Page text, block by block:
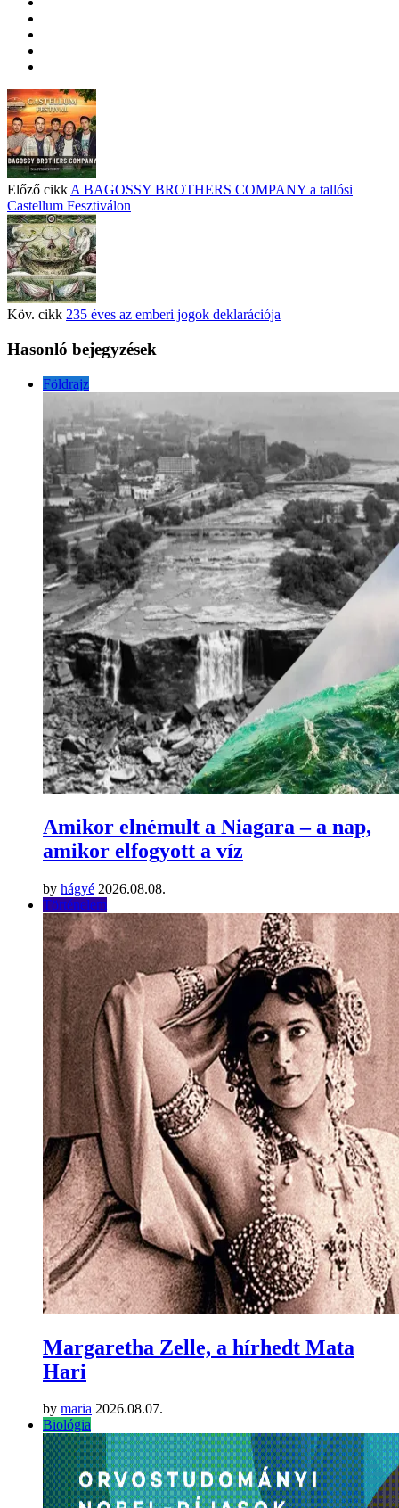
Előző cikk A BAGOSSY BROTHERS COMPANY a tallósi
Castellum Fesztiválon
Köv. cikk 235 éves az emberi jogok deklarációja
Hasonló bejegyzések
Földrajz
Amikor elnémult a Niagara – a nap,
amikor elfogyott a víz
by hágyé 2026.08.08.
Történelem
Margaretha Zelle, a hírhedt Mata
Hari
by maria 2026.08.07.
Biológia